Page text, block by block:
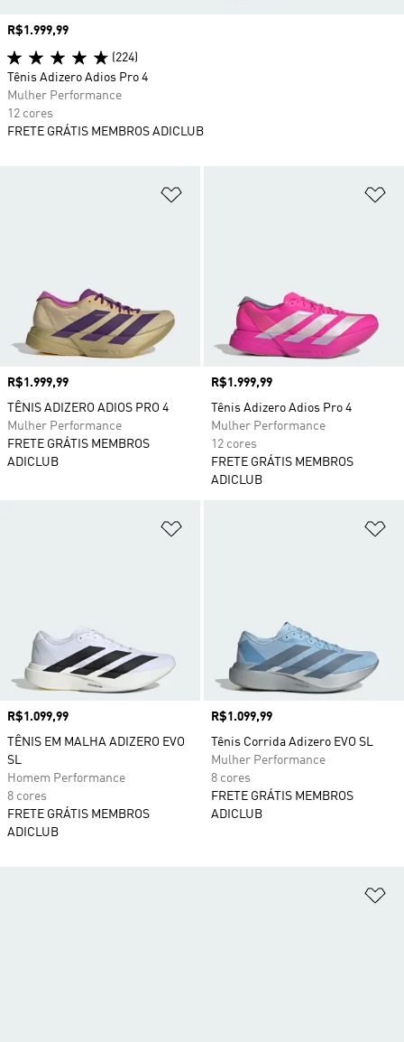
Preço
R$1.999,99
TÊNIS ADIZERO ADIOS PRO 4
Mulher Performance
FRETE GRÁTIS MEMBROS
ADICLUB
Preço
R$1.999,99
Tênis Adizero Adios Pro 4
Mulher Performance
12 cores
FRETE GRÁTIS MEMBROS
ADICLUB
Preço
R$1.099,99
TÊNIS EM MALHA ADIZERO EVO
SL
Homem Performance
8 cores
FRETE GRÁTIS MEMBROS
ADICLUB
Preço
R$1.099,99
Tênis Corrida Adizero EVO SL
Mulher Performance
8 cores
FRETE GRÁTIS MEMBROS
ADICLUB
Preço
R$1.999,99
(224)
Tênis Adizero Adios Pro 4
Mulher Performance
12 cores
FRETE GRÁTIS MEMBROS ADICLUB